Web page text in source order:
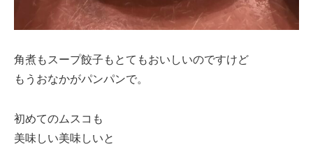
角煮もスープ餃子もとてもおいしいのですけど
もうおなかがパンパンで。
初めてのムスコも
美味しい美味しいと